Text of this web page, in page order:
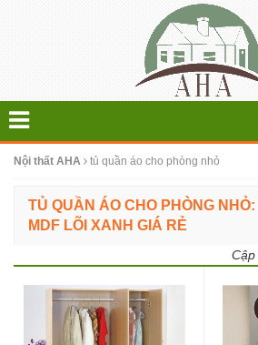
Nội thất AHA tủ quần áo cho phòng nhỏ
TỦ QUẦN ÁO CHO PHÒNG
MDF LÕI XANH GIÁ RẺ